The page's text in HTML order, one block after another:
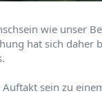
wie unser
hat sich daher
sein zu